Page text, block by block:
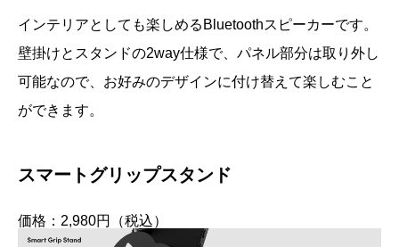
インテリアとしても楽しめるBluetoothスピーカーです。
壁掛けとスタンドの2way仕様で、パネル部分は取り外し
可能なので、お好みのデザインに付け替えて楽しむこと
ができます。
スマートグリップスタンド
価格：2,980円（税込）